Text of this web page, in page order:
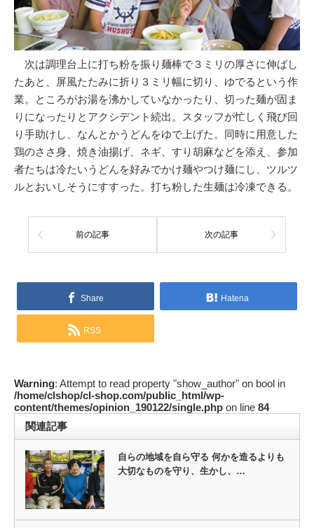
次は調理台上に打ち粉を振り麺棒で３ミリの厚さに伸ばし
たあと、屏風たたみに折り３ミリ幅に切り、ゆでるという作
業。ところがお湯を沸かしていなかったり、切った麺が固ま
りになったりとアクシデント続出。スタッフが忙しく飛び回
り手助けし、なんとかうどんをゆで上げた。同時に用意した
鶏のささ身、焼き油揚げ、ネギ、すり胡麻などを添え、参加
者たちは冷たいうどんを好みでかけ麺やつけ麺にし、ツルツ
ルとおいしそうにすすった。打ち粉した生麺は冷凍できる。
前の記事 次の記事
Share Hatena
RSS
Warning: Attempt to read property "show_author" on bool in
/home/clshop/cl-shop.com/public_html/wp-
content/themes/opinion_190122/single.php on line 84
関連記事
自らの地域を自ら守る 何かを造るよりも
大切なものを守り、生かし、…